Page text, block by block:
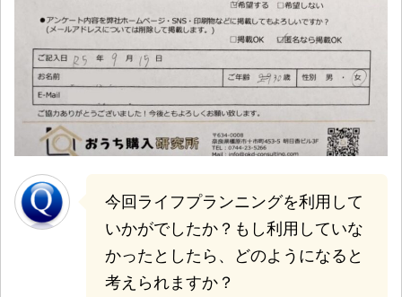
今回ライフプランニングを利用して
いかがでしたか？もし利用していな
かったとしたら、どのようになると
考えられますか？